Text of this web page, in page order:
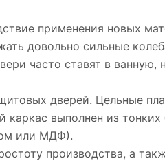
применения новых
довольно сильные
часто ставят в
дверей. Цельные
выполнен из
или МДФ).
производства, а